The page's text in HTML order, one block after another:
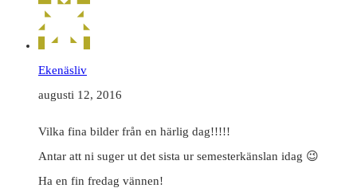
Ekenäsliv
augusti 12, 2016
Vilka fina bilder från en härlig dag!!!!!
Antar att ni suger ut det sista ur semesterkänslan idag 😉
Ha en fin fredag vännen!